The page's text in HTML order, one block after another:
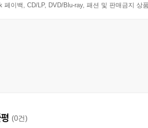
페이백, CD/LP, DVD/Blu-ray, 패션 및 판매금지 상
(0건)